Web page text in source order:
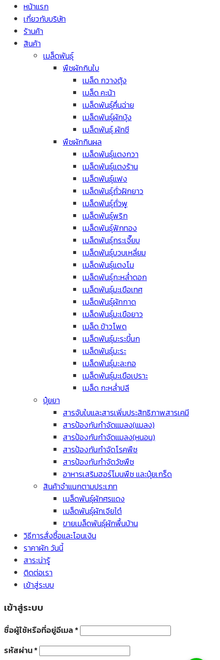
หน้าแรก
เกี่ยวกับบริษัท
ร้านค้า
สินค้า
เมล็ดพันธุ์
พืชผักกินใบ
เมล็ด กวางตุ้ง
เมล็ด คะน้า
เมล็ดพันธุ์คื่นฉ่าย
เมล็ดพันธุ์ผักบุ้ง
เมล็ดพันธุ์ ผักชี
พืชผักกินผล
เมล็ดพันธุ์แตงกวา
เมล็ดพันธุ์แตงร้าน
เมล็ดพันธุ์แฟง
เมล็ดพันธุ์ถั่วฝักยาว
เมล็ดพันธุ์ถั่วพู
เมล็ดพันธุ์พริก
เมล็ดพันธุ์ฟักทอง
เมล็ดพันธุ์กระเจี๊ยบ
เมล็ดพันธุ์บวบเหลี่ยม
เมล็ดพันธุ์แตงโม
เมล็ดพันธุ์กะหล่ำดอก
เมล็ดพันธุ์มะเขือเทศ
เมล็ดพันธุ์ผักกาด
เมล็ดพันธุ์มะเขือยาว
เมล็ด ข้าวโพด
เมล็ดพันธุ์มะระขี้นก
เมล็ดพันธุ์มะระ
เมล็ดพันธุ์มะละกอ
เมล็ดพันธุ์มะเขือเปราะ
เมล็ด กะหล่ำปลี
ปุ๋ยยา
สารจับใบและสารเพิ่มประสิทธิภาพสารเคมี
สารป้องกันกำจัดแมลง(แมลง)
สารป้องกันกำจัดแมลง(หนอน)
สารป้องกันกำจัดโรคพืช
สารป้องกันกำจัดวัชพืช
อาหารเสริมฮอร์โมนพืช และปุ๋ยเกร็ด
สินค้าจำแนกตามประเภท
เมล็ดพันธุ์ผักศรแดง
เมล็ดพันธุ์ผักเจียไต๋
ขายเมล็ดพันธุ์ผักพื้นบ้าน
วิธีการสั่งซื้อและโอนเงิน
ราคาผัก วันนี้
สาระน่ารู้
ติดต่อเรา
เข้าสู่ระบบ
เข้าสู่ระบบ
ชื่อผู้ใช้หรือที่อยู่อีเมล *
รหัสผ่าน*